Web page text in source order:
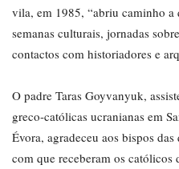
vila, em 1985, “abriu caminho a
semanas culturais, jornadas
contactos com historiadores e
O padre Taras Goyvanyuk,
greco-católicas ucranianas em
Évora, agradeceu aos bispos
com que receberam os